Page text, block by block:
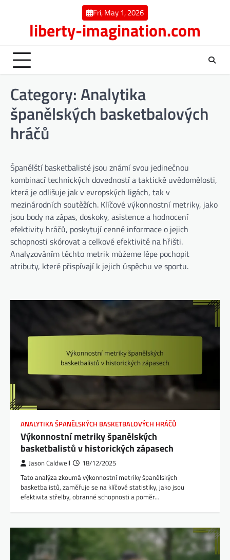
Fri, May 1, 2026
liberty-imagination.com
Category:Analytika
španělských basketbalových
hráčů
Španělští basketbalisté jsou známí svou jedinečnou
kombinací technických dovedností a taktické uvědomělosti,
která je odlišuje jak v evropských ligách, tak v
mezinárodních soutěžích. Klíčové výkonnostní metriky, jako
jsou body na zápas, doskoky, asistence a hodnocení
efektivity hráčů, poskytují cenné informace o jejich
schopnosti skórovat a celkové efektivitě na hřišti.
Analyzováním těchto metrik můžeme lépe pochopit
atributy, které přispívají k jejich úspěchu ve sportu.
ANALYTIKA ŠPANĚLSKÝCH BASKETBALOVÝCH HRÁČŮ
Výkonnostní metriky španělských
basketbalistů v historických zápasech
Jason Caldwell 18/12/2025
Tato analýza zkoumá výkonnostní metriky španělských
basketbalistů, zaměřuje se na klíčové statistiky, jako jsou
efektivita střelby, obranné schopnosti a poměr…